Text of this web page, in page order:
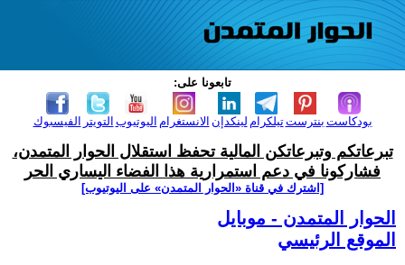
تابعونا على:
الفيسبوك التويتر اليوتيوب الانستغرام لينكدإن تيلكرامبنترست بودكاست
تبرعاتكم وتبرعاتكن المالية تحفظ استقلال الحوار المتمدن،
فشاركونا في دعم استمرارية هذا الفضاء اليساري الحر
[اشترك في قناة ‫«الحوار المتمدن» على اليوتيوب]
الحوار المتمدن - موبايل
الموقع الرئيسي